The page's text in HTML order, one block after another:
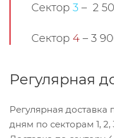
Сектор 3 – 2
Сектор 4 – 3
Регулярная
Регулярная
дням по секторам 1,